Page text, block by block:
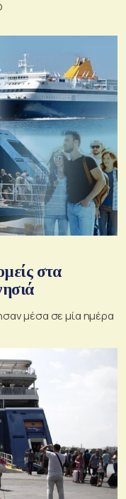
στα
μέσα σε μία ημέρα